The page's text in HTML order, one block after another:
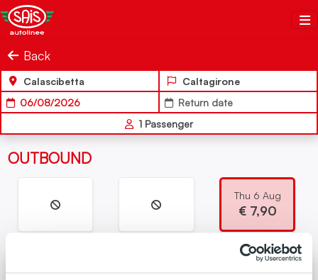
Salta al contenuto
Sais Autolinee
Back
Calascibetta
Caltagirone
06/08/2026
Return date
1 Passenger
OUTBOUND
Thu 6 Aug
€ 7,90